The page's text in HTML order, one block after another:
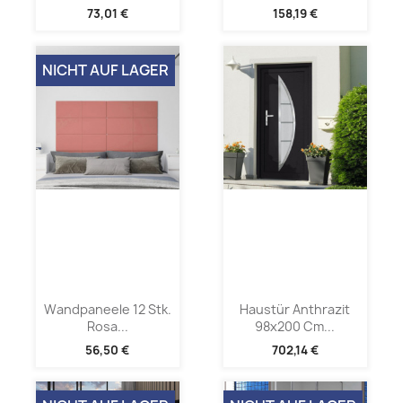
73,01 € 158,19 €
Wandpaneele 12 Stk.
Rosa...
56,50 €
NICHT AUF LAGER
Haustür Anthrazit
98x200 Cm...
702,14 €